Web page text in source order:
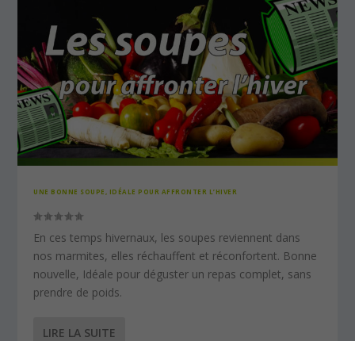
UNE BONNE SOUPE, IDÉALE POUR AFFRONTER L’HIVER
En ces temps hivernaux, les soupes reviennent dans
nos marmites, elles réchauffent et réconfortent. Bonne
nouvelle, Idéale pour déguster un repas complet, sans
prendre de poids.
LIRE LA SUITE